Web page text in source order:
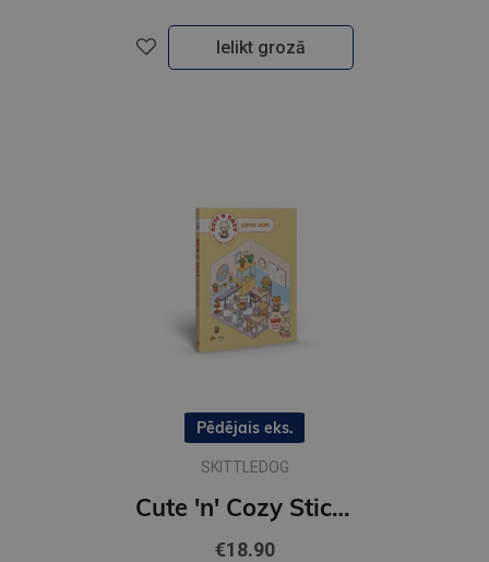
Ielikt grozā
Pēdējais eks.
SKITTLEDOG
Cute 'n' Cozy Sticker Therapy: Coffee Shops : Over 500 reusable stickers!
€18.90